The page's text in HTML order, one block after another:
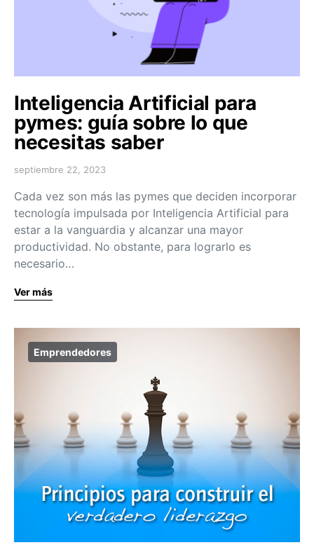
Inteligencia Artificial para
pymes: guía sobre lo que
necesitas saber
septiembre 22, 2023
Cada vez son más las pymes que deciden incorporar
tecnología impulsada por Inteligencia Artificial para
estar a la vanguardia y alcanzar una mayor
productividad. No obstante, para lograrlo es
necesario…
Ver más
Emprendedores